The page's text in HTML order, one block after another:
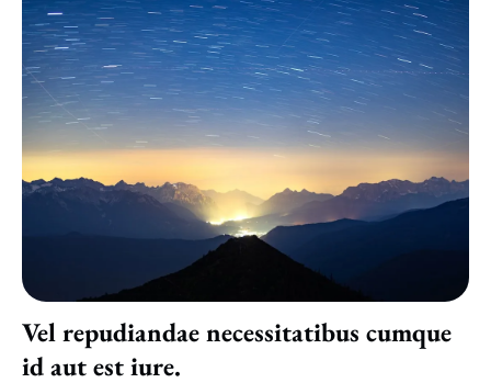
Vel repudiandae necessitatibus cumque
id aut est iure.